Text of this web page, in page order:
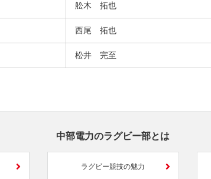
舩木 拓也
西尾 拓也
松井 完至
中部電力のラグビー部とは
ラグビー競技の魅力